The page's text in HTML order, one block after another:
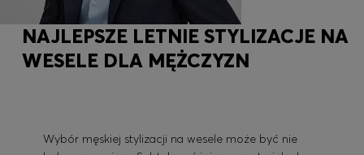
NAJLEPSZE LETNIE STYLIZACJE NA
WESELE DLA MĘŻCZYZN
Wybór męskiej stylizacji na wesele może być nie